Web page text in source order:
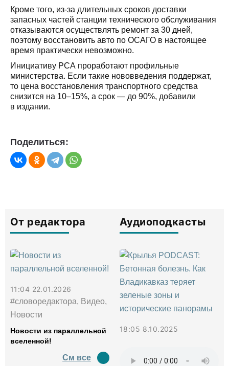
Кроме того, из-за длительных сроков доставки
запасных частей станции технического обслуживания
отказываются осуществлять ремонт за 30 дней,
поэтому восстановить авто по ОСАГО в настоящее
время практически невозможно.
Инициативу РСА проработают профильные
министерства. Если такие нововведения поддержат,
то цена восстановления транспортного средства
снизится на 10–15%, а срок — до 90%, добавили
в издании.
Поделиться:
От редактора
11:04 22.01.2026
#словоредактора, Видео,
Новости
Новости из параллельной
вселенной!
См все
Аудиоподкасты
18:05 8.10.2025